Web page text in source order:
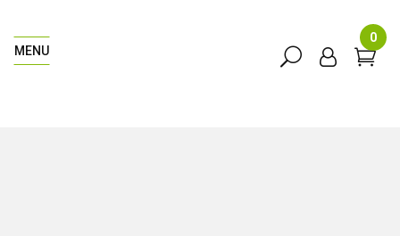
MENU
0